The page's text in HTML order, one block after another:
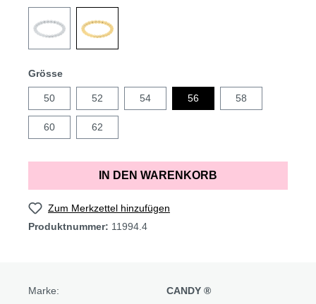
Grösse
50 52 54 56 58
60 62
IN DEN WARENKORB
Zum Merkzettel hinzufügen
Produktnummer: 11994.4
Marke: CANDY ®